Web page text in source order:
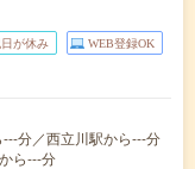
が休み WEB登録OK
分／西立川駅から---分
ら---分